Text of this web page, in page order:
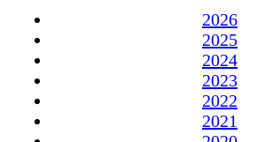
2026
2025
2024
2023
2022
2021